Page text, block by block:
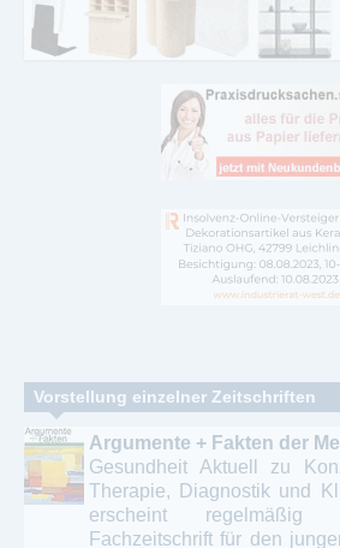
Vorstellung einzelner Zeitschriften
Argumente + Fakten der
Gesundheit Aktuell zu
Therapie, Diagnostik und
erscheint regelmäßig
Fachzeitschrift für den